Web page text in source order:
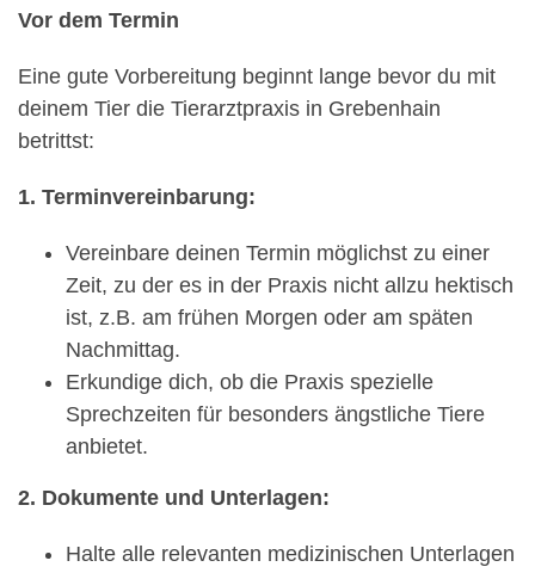
Vor dem Termin
Eine gute Vorbereitung beginnt lange bevor du mit
deinem Tier die Tierarztpraxis in Grebenhain
betrittst:
1. Terminvereinbarung:
Vereinbare deinen Termin möglichst zu einer
Zeit, zu der es in der Praxis nicht allzu hektisch
ist, z.B. am frühen Morgen oder am späten
Nachmittag.
Erkundige dich, ob die Praxis spezielle
Sprechzeiten für besonders ängstliche Tiere
anbietet.
2. Dokumente und Unterlagen:
Halte alle relevanten medizinischen Unterlagen